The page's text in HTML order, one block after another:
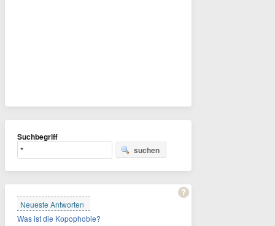
Suchbegriff
suchen
Neueste Antworten
Was ist die Kopophobie?